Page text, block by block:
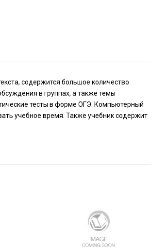
содержится большое количество
в группах, а также темы
тесты в форме ОГЭ. Компьютерный
учебное время. Также учебник содержит